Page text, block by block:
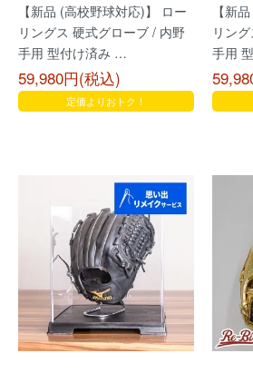
【新品 (高校野球対応)】 ロー
リングス 硬式グローブ / 内野
手用 型付け済み …
59,980円(税込)
定価よりおトク！
【新
リン
手用